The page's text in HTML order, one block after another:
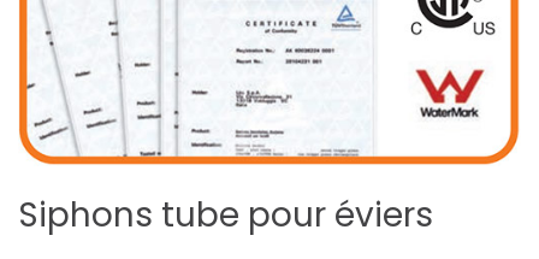
Siphons tube pour éviers